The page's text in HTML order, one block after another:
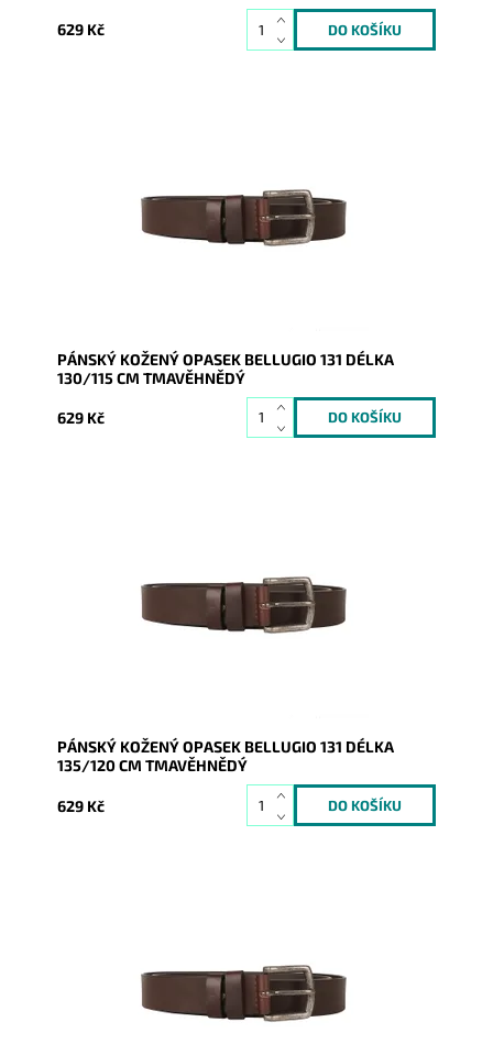
629 Kč
20636
Bellugio
2 roky
PÁNSKÝ KOŽENÝ OPASEK BELLUGIO 131 DÉLKA
130/115 CM TMAVĚHNĚDÝ
629 Kč
20637
Bellugio
2 roky
PÁNSKÝ KOŽENÝ OPASEK BELLUGIO 131 DÉLKA
135/120 CM TMAVĚHNĚDÝ
629 Kč
20638
Bellugio
2 roky